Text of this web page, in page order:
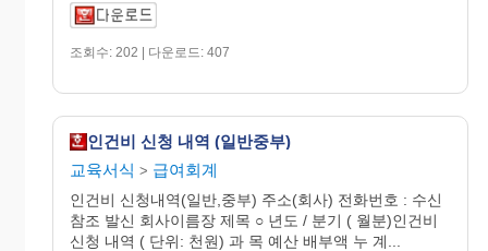
조회수: 202 | 다운로드: 407
인건비 신청 내역 (일반중부)
교육서식 > 급여회계
인건비 신청내역(일반,중부) 주소(회사) 전화번호 : 수신
참조 발신 회사이름장 제목 ○ 년도 / 분기 ( 월분)인건비
신청 내역 ( 단위: 천원) 과 목 예산 배부액 누 계...